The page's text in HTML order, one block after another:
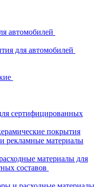
автомобилей
для автомобилей
сертифицированных
покрытия
рекламные материалы
материалы для
составов